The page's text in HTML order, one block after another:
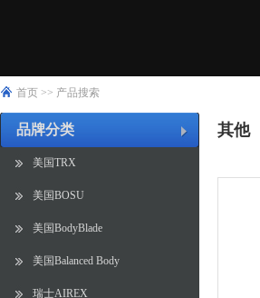
首页 >> 产品搜索
品牌分类
美国TRX
美国BOSU
美国BodyBlade
美国Balanced Body
瑞士AIREX
其他